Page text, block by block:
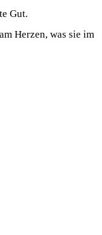
Gut.
Herzen, was sie im